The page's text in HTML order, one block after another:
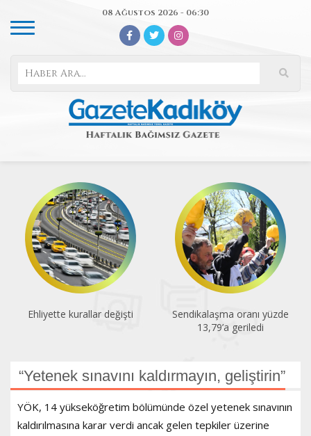
08 Ağustos 2026 - 06:30
Sendikalaşma oranı yüzde
İlk altı ayda 150 kadın
öldürüldü
“Yetenek sınavını kaldırmayın, geliştirin”
YÖK, 14 yükseköğretim bölümünde özel yetenek sınavının
kaldırılmasına karar verdi ancak gelen tepkiler üzerine